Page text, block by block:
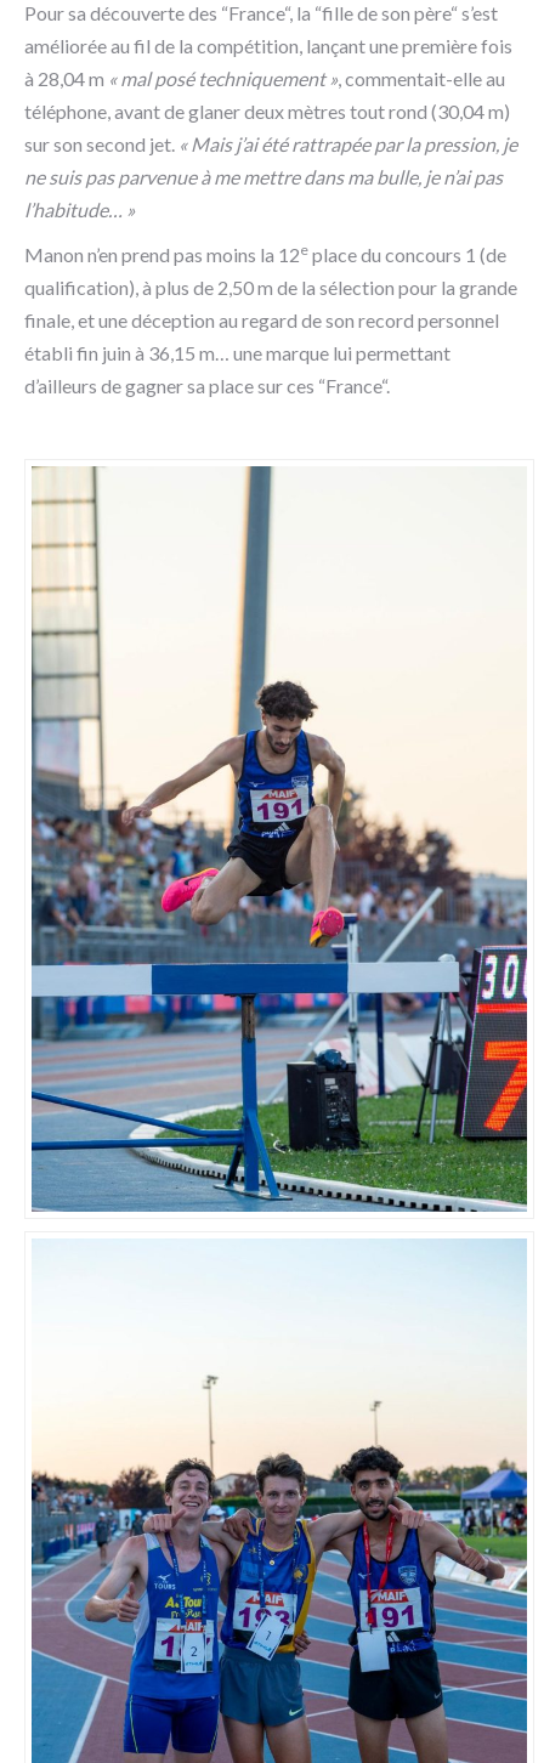
Pour sa découverte des “France“, la “fille de son père“ s’est
améliorée au fil de la compétition, lançant une première fois
à 28,04 m « mal posé techniquement », commentait-elle au
téléphone, avant de glaner deux mètres tout rond (30,04 m)
sur son second jet. « Mais j’ai été rattrapée par la pression, je
ne suis pas parvenue à me mettre dans ma bulle, je n’ai pas
l’habitude… »
Manon n’en prend pas moins la 12e place du concours 1 (de
qualification), à plus de 2,50 m de la sélection pour la grande
finale, et une déception au regard de son record personnel
établi fin juin à 36,15 m… une marque lui permettant
d’ailleurs de gagner sa place sur ces “France“.